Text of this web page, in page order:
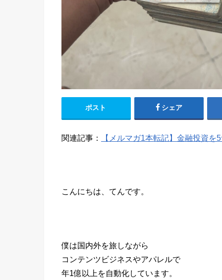
ポスト シェア
関連記事： 【メルマガ1本転記】金融投資を
こんにちは、てんです。
僕は国内外を旅しながら
コンテンツビジネスやアパレルで
年1億以上を自動化しています。